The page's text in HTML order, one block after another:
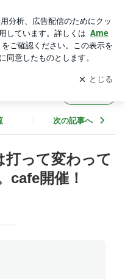
ーオンリーイベント「音
新通知
を受け取りまし
開く
次の記事へ
打って変わって
開催！